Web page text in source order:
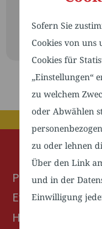
Sofern Sie
Cookies von uns
Cookies für
„Einstellungen“
zu welchem
oder Abwählen
zu oder lehnen
Über den Link
und in der
Einwilligung
NO EVENTS
Pflegebündnis
Ev. Stadtmission